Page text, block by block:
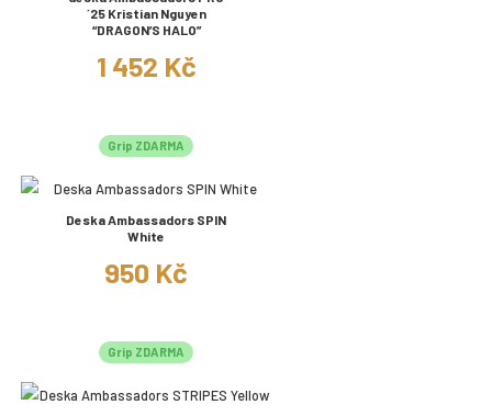
´25 Kristian Nguyen
“DRAGON’S HALO”
1 452 Kč
Grip ZDARMA
Deska Ambassadors SPIN
White
950 Kč
Grip ZDARMA